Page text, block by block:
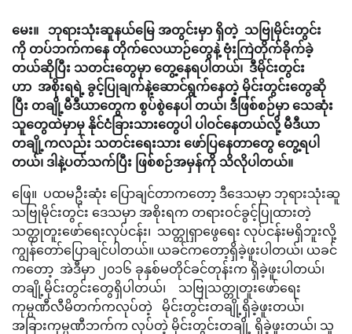
မေး။ ဘုရားသုံးဆူနယ်မြေ အတွင်းမှာ ရှိတဲ့ သဗြုမိုင်းတွင်း
ကို တပ်ဘက်ကနေ တိုက်လေယာဉ်တွေနဲ့ ဗုံးကြဲတိုက်ခိုက်ခဲ့
တယ်ဆိုပြီး သတင်းတွေမှာ တွေ့နေရပါတယ်၊ ဒီမိုင်းတွင်း
ဟာ အစိုးရရဲ့ ခွင့်ပြုချက်နဲ့ဆောင်ရွက်နေတဲ့ မိုင်းတွင်းတွေဆို
ပြီး တချို့မီဒီယာတွေက စွပ်စွဲနေပါ တယ်၊ ဒီဖြစ်စဉ်မှာ သေဆုံး
သူတွေထဲမှာမှ နိုင်ငံခြားသားတွေပါ ပါဝင်နေတယ်လို့ မီဒီယာ
တချို့ကလည်း သတင်းရေးသား ဖော်ပြနေတာတွေ တွေ့ရပါ
တယ်၊ ဒါနဲ့ပတ်သက်ပြီး ဖြစ်စဉ်အမှန်ကို သိလိုပါတယ်။
ဖြေ။ ပထမဦးဆုံး ပြောချင်တာကတော့ ဒီဒေသမှာ ဘုရားသုံးဆူ
သဗြုမိုင်းတွင်း ဒေသမှာ အစိုးရက တရားဝင်ခွင့်ပြုထားတဲ့
သတ္တုတူးဖော်ရေးလုပ်ငန်း၊ သတ္တုရှာဖွေရေး လုပ်ငန်းမရှိဘူးလို့
ကျွန်တော်ပြောချင်ပါတယ်။ ယခင်ကတော့ရှိခဲ့ဖူးပါတယ်၊ ယခင်
ကတော့ အဲဒီမှာ ၂၀၁၆ ခုနှစ်မတိုင်ခင်တုန်းက ရှိခဲ့ဖူးပါတယ်၊
တချို့မိုင်းတွင်းတွေရှိပါတယ်၊ သဗြုသတ္တုတူးဖော်ရေး
ကုမ္ပဏီလီမိတက်ကလုပ်တဲ့ မိုင်းတွင်းတချို့ရှိခဲ့ဖူးတယ်၊
အခြားကုမ္ပဏီဘက်က လုပ်တဲ့ မိုင်းတွင်းတချို့ ရှိခဲ့ဖူးတယ်၊ သူ